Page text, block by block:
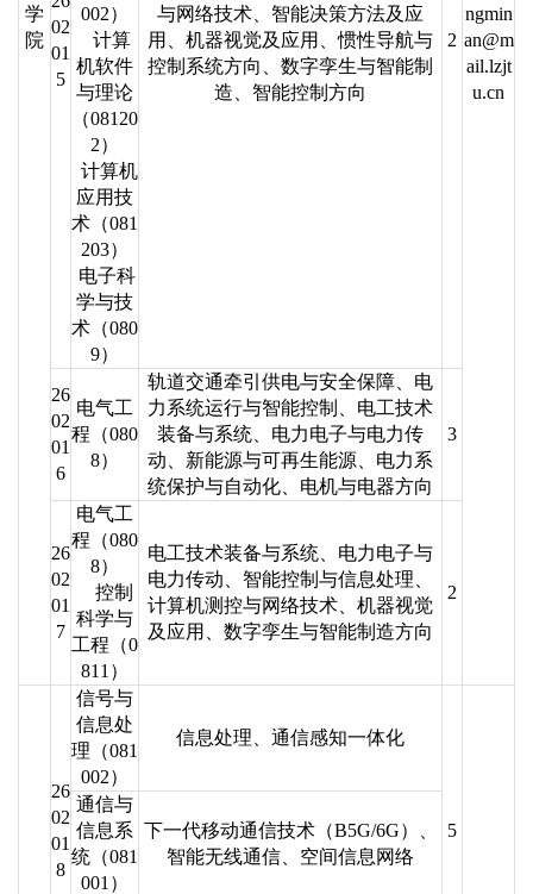
学
院
ngmin
an@m
ail.lzjt
u.cn
02
01
5
002）
计算
机软件
与理论
（08120
2）
计算机
应用技
术（081
203）
电子科
学与技
术（080
9）
与网络技术、智能决策方法及应
用、机器视觉及应用、惯性导航与
控制系统方向、数字孪生与智能制
造、智能控制方向
2
26
02
01
6
电气工
程（080
8）
轨道交通牵引供电与安全保障、电
力系统运行与智能控制、电工技术
装备与系统、电力电子与电力传
动、新能源与可再生能源、电力系
统保护与自动化、电机与电器方向
3
26
02
01
7
电气工
程（080
8）
控制
科学与
工程（0
811）
电工技术装备与系统、电力电子与
电力传动、智能控制与信息处理、
计算机测控与网络技术、机器视觉
及应用、数字孪生与智能制造方向
2
26
02
01
8
信号与
信息处
理（081
002）
信息处理、通信感知一体化
5
通信与
信息系
统（081
001）
下一代移动通信技术（B5G/6G）、
智能无线通信、空间信息网络